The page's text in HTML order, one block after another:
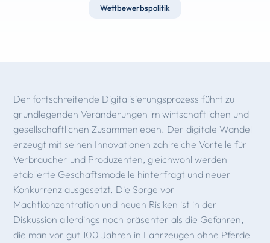
Wettbewerbspolitik
Der fortschreitende Digitalisierungsprozess führt zu
grundlegenden Veränderungen im wirtschaftlichen und
gesellschaftlichen Zusammenleben. Der digitale Wandel
erzeugt mit seinen Innovationen zahlreiche Vorteile für
Verbraucher und Produzenten, gleichwohl werden
etablierte Geschäftsmodelle hinterfragt und neuer
Konkurrenz ausgesetzt. Die Sorge vor
Machtkonzentration und neuen Risiken ist in der
Diskussion allerdings noch präsenter als die Gefahren,
die man vor gut 100 Jahren in Fahrzeugen ohne Pferde